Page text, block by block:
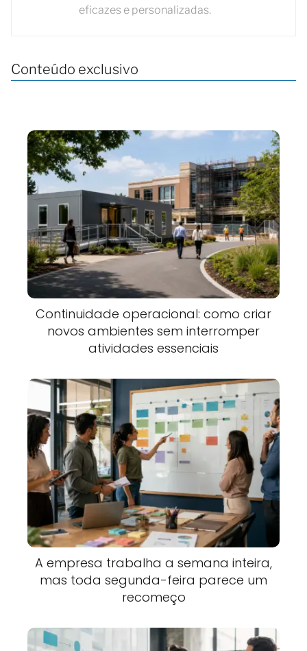
eficazes e personalizadas.
Conteúdo exclusivo
Continuidade operacional: como criar
novos ambientes sem interromper
atividades essenciais
A empresa trabalha a semana inteira,
mas toda segunda-feira parece um
recomeço